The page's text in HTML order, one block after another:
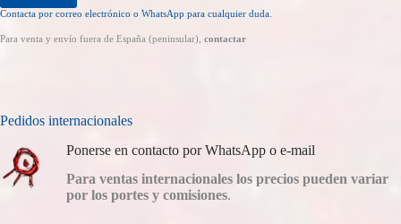
Contacta por correo electrónico o WhatsApp para cualquier duda.
Para venta y envío fuera de España (peninsular), contactar
Pedidos internacionales
Ponerse en contacto por WhatsApp o e-mail
Para ventas internacionales los precios pueden variar
por los portes y comisiones.